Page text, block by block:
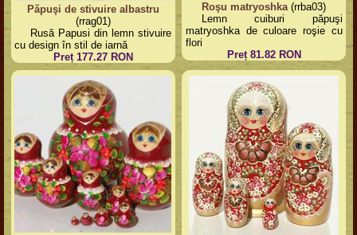
Păpuşi de stivuire albastru
(rrag01)
Rusă Papusi din lemn stivuire
cu design în stil de iarnă
Preț 177.27 RON
Roşu matryoshka(rrba03)
Lemn cuiburi păpuşi
matryoshka de culoare roşie cu
flori
Preț 81.82 RON